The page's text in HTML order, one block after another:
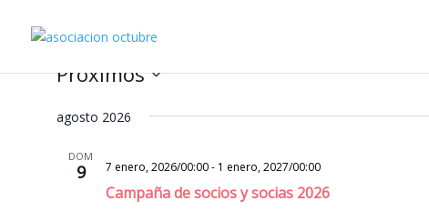
Eventos
Próximos
fecha.
agosto 2026
DOM
9
Campaña de socios y socias 2026
7 enero, 2026/00:00- 1 enero, 2027/00:00